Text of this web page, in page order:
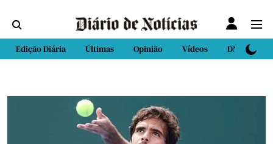
Edição Diária Últimas Opinião Vídeos DN Sport